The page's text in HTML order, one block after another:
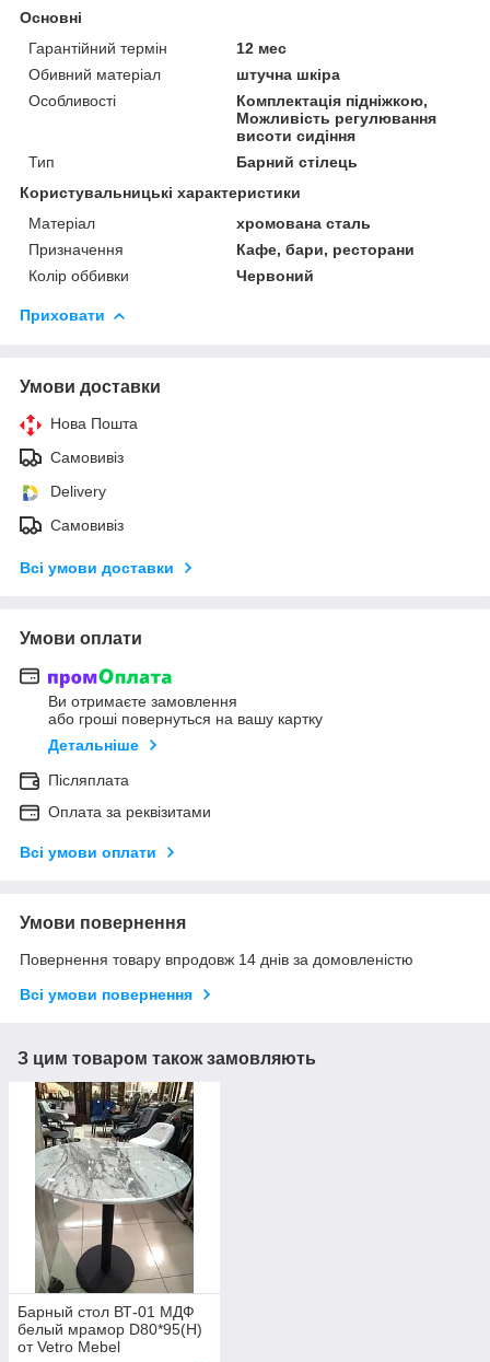
Основні
Гарантійний термін
12 мес
Обивний матеріал
штучна шкіра
Особливості
Комплектація підніжкою,
Можливість регулювання
висоти сидіння
Тип
Барний стілець
Користувальницькі характеристики
Матеріал
хромована сталь
Призначення
Кафе, бари, ресторани
Колір оббивки
Червоний
Приховати
Умови доставки
Нова Пошта
Самовивіз
Delivery
Самовивіз
Всі умови доставки
Умови оплати
Ви отримаєте замовлення
або гроші повернуться на вашу картку
Детальніше
Післяплата
Оплата за реквізитами
Всі умови оплати
Умови повернення
Повернення товару впродовж 14 днів за домовленістю
Всі умови повернення
З цим товаром також замовляють
Барный стол ВТ-01 МДФ
белый мрамор D80*95(H)
от Vetro Mebel